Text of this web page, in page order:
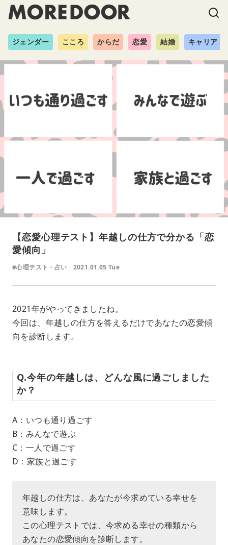
ジェンダー こころ からだ 恋愛 結婚 キャリア
【恋愛心理テスト】年越しの仕方で分かる「恋
愛傾向」
#心理テスト・占い 2021.01.05 Tue
2021年がやってきましたね。
今回は、年越しの仕方を答えるだけであなたの恋愛傾
向を診断します。
Q.今年の年越しは、どんな風に過ごしました
か？
A：いつも通り過ごす
B：みんなで遊ぶ
C：一人で過ごす
D：家族と過ごす
年越しの仕方は、あなたが今求めている幸せを
意味します。
この心理テストでは、今求める幸せの種類から
あなたの恋愛傾向を診断します。